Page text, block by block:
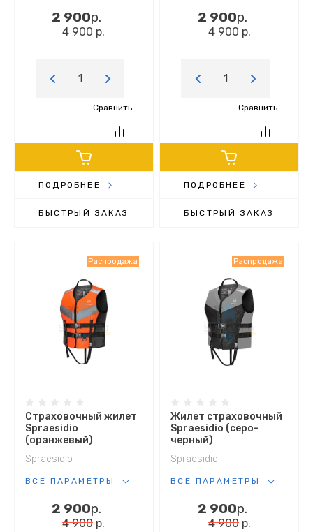
4 900 р.
2 900р.
Сравнить
ПОДРОБНЕЕ
БЫСТРЫЙ ЗАКАЗ
4 900 р.
2 900р.
Сравнить
ПОДРОБНЕЕ
БЫСТРЫЙ ЗАКАЗ
Распродажа
Страховочный жилет
Spraesidio
(оранжевый)
Spraesidio
ВСЕ ПАРАМЕТРЫ
4 900 р.
2 900р.
Распродажа
Жилет страховочный
Spraesidio (серо-
черный)
Spraesidio
ВСЕ ПАРАМЕТРЫ
4 900 р.
2 900р.